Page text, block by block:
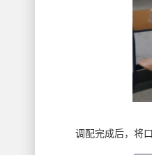
调配完成后，将口